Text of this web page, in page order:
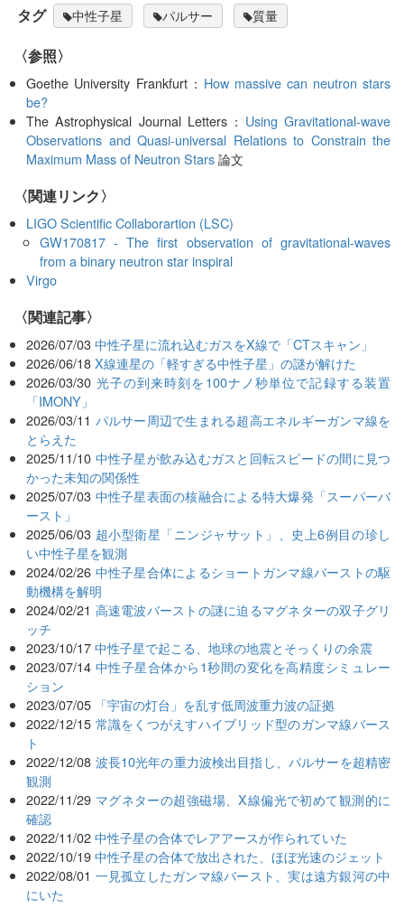
タグ 中性子星 パルサー 質量
〈参照〉
Goethe University Frankfurt： How massive can neutron stars
be?
The Astrophysical Journal Letters： Using Gravitational-wave
Observations and Quasi-universal Relations to Constrain the
Maximum Mass of Neutron Stars論文
〈関連リンク〉
LIGO Scientific Collaborartion (LSC)
GW170817 - The first observation of gravitational-waves
from a binary neutron star inspiral
Virgo
関連記事
2026/07/03 中性子星に流れ込むガスをX線で「CTスキャン」
2026/06/18 X線連星の「軽すぎる中性子星」の謎が解けた
2026/03/30 光子の到来時刻を100ナノ秒単位で記録する装置
「IMONY」
2026/03/11 パルサー周辺で生まれる超高エネルギーガンマ線を
とらえた
2025/11/10 中性子星が飲み込むガスと回転スピードの間に見つ
かった未知の関係性
2025/07/03 中性子星表面の核融合による特大爆発「スーパーバ
ースト」
2025/06/03 超小型衛星「ニンジャサット」、史上6例目の珍し
い中性子星を観測
2024/02/26 中性子星合体によるショートガンマ線バーストの駆
動機構を解明
2024/02/21 高速電波バーストの謎に迫るマグネターの双子グリ
ッチ
2023/10/17 中性子星で起こる、地球の地震とそっくりの余震
2023/07/14 中性子星合体から1秒間の変化を高精度シミュレー
ション
2023/07/05 「宇宙の灯台」を乱す低周波重力波の証拠
2022/12/15 常識をくつがえすハイブリッド型のガンマ線バース
ト
2022/12/08 波長10光年の重力波検出目指し、パルサーを超精密
観測
2022/11/29 マグネターの超強磁場、X線偏光で初めて観測的に
確認
2022/11/02 中性子星の合体でレアアースが作られていた
2022/10/19 中性子星の合体で放出された、ほぼ光速のジェット
2022/08/01 一見孤立したガンマ線バースト、実は遠方銀河の中
にいた